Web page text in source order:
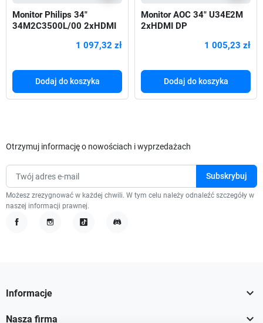
Monitor Philips 34"
34M2C3500L/00 2xHDMI
1 097,32 zł
Dodaj do koszyka
Monitor AOC 34" U34E2M
2xHDMI DP
1 005,23 zł
Dodaj do koszyka
Otrzymuj informację o nowościach i wyprzedażach
Możesz zrezygnować w każdej chwili. W tym celu należy odnaleźć szczegóły w
naszej informacji prawnej.
Informacje 
Nasza firma 